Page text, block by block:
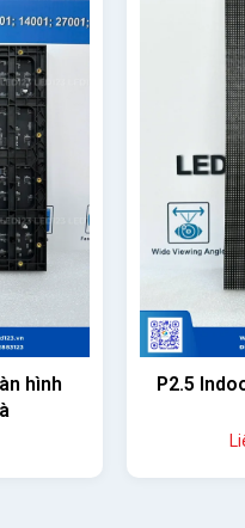
hình
P2.5